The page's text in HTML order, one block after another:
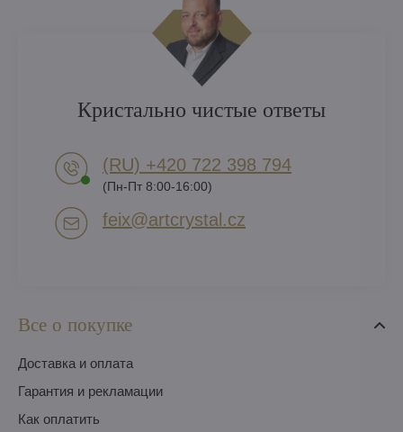
Все о покупке
Доставка и оплата
Гарантия и рекламации
Как оплатить
Кристально чистые ответы
(RU) +420 722 398 794​
(Пн-Пт 8:00-16:00)
feix​@artcrystal​.cz